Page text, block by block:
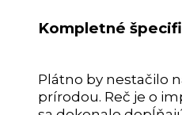
Kompletné
Plátno by nestačilo
prírodou. Reč je o